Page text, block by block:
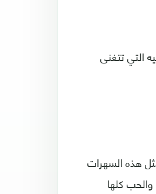
التي تتغنى
هذه السهرات
والحب كلها